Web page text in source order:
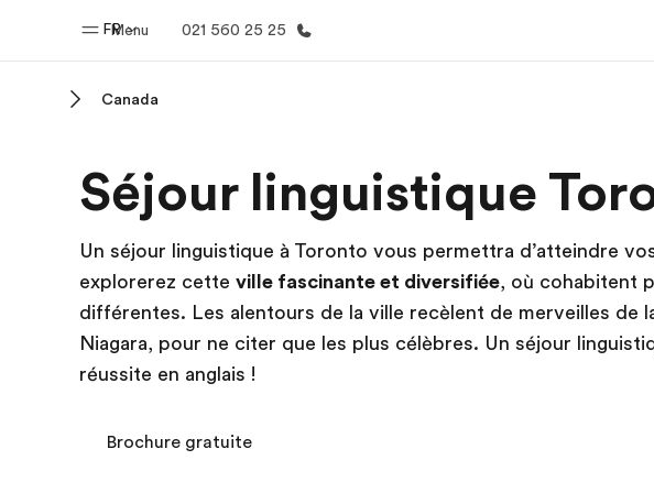
Menu
FR 021 560 25 25
Bienvenue chez EF Nos offres
Canada
Séjour linguistique
Un séjour linguistique à Toronto vous permettra d’atteindre
explorerez cette ville fascinante et diversifiée, où cohabitent
différentes. Les alentours de la ville recèlent de merveilles de
Niagara, pour ne citer que les plus célèbres. Un séjour
réussite en anglais !
Brochure gratuite